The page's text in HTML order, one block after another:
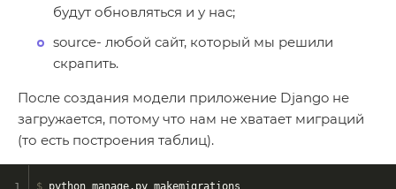
будут обновляться и у нас;
source- любой сайт, который мы решили
скрапить.
После создания модели приложение Django не
загружается, потому что нам не хватает миграций
(то есть построения таблиц).
$ python manage.py makemigrations